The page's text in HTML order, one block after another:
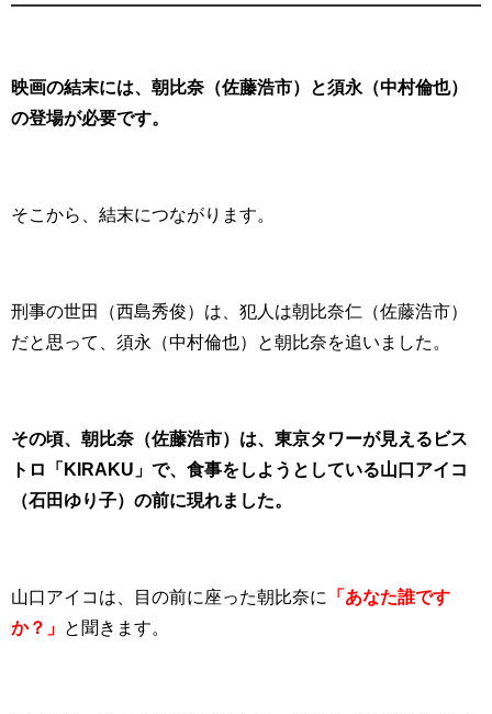
映画の結末には、朝比奈（佐藤浩市）と須永（中村倫也）
の登場が必要です。
そこから、結末につながります。
刑事の世田（西島秀俊）は、犯人は朝比奈仁（佐藤浩市）
だと思って、須永（中村倫也）と朝比奈を追いました。
その頃、朝比奈（佐藤浩市）は、東京タワーが見えるビス
トロ「KIRAKU」で、食事をしようとしている山口アイコ
（石田ゆり子）の前に現れました。
山口アイコは、目の前に座った朝比奈に
「あなた誰です
か？」
と聞きます。